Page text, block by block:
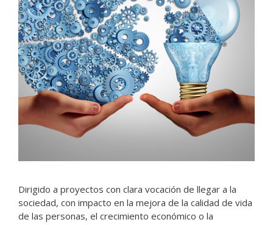
Dirigido a proyectos con clara vocación de llegar a la
sociedad, con impacto en la mejora de la calidad de vida
de las personas, el crecimiento económico o la